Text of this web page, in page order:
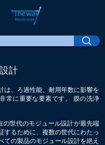
計
は、ろ過性能、耐用年数に影響を
常に重要な要素です。
膜の洗浄
の世代のモジュール設計が最先端
するために、複数の世代にわたっ
ての製品のモジュール設計を絶え